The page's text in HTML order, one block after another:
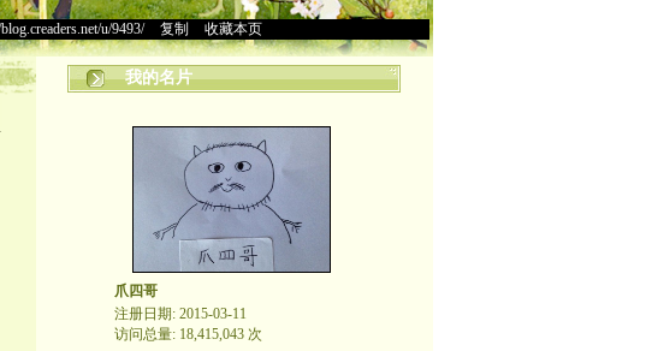
u/9493/> 复制 收藏本页
我的名片
爪四哥
注册日期: 2015-03-11
访问总量: 18,415,043 次